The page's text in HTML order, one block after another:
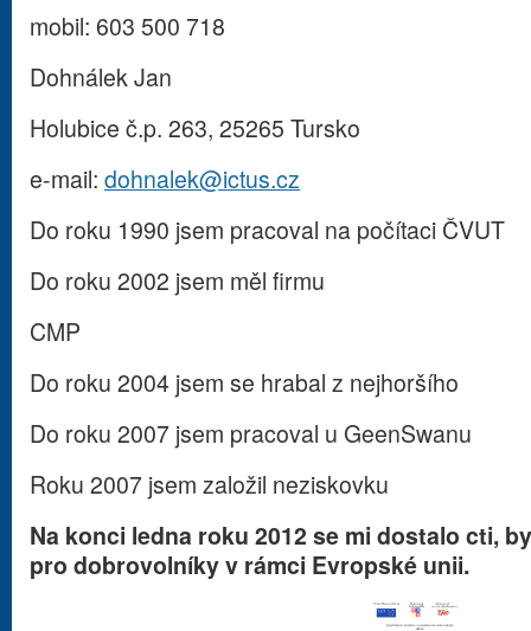
mobil: 603 500 718
Dohnálek Jan
Holubice č.p. 263, 25265 Tursko
e-mail: dohnalek@ictus.cz
Do roku 1990 jsem pracoval na počítaci ČVUT
Do roku 2002 jsem měl firmu
CMP
Do roku 2004 jsem se hrabal z nejhoršího
Do roku 2007 jsem pracoval u GeenSwanu
Roku 2007 jsem založil neziskovku
Na konci ledna roku 2012 se mi dostalo cti,
pro dobrovolníky v rámci Evropské unii.